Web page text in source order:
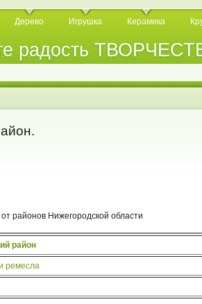
радость
Дерево Игрушка Керамика
. . . . . . . .
районов Нижегородской области
район
ремесла